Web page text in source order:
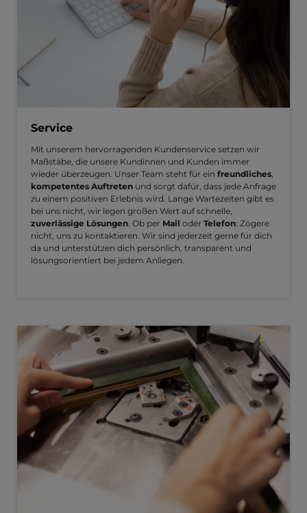
Service
Mit unserem hervorragenden Kundenservice setzen wir
Maßstäbe, die unsere Kundinnen und Kunden immer
wieder überzeugen. Unser Team steht für ein freundliches,
kompetentes Auftreten und sorgt dafür, dass jede Anfrage
zu einem positiven Erlebnis wird. Lange Wartezeiten gibt es
bei uns nicht, wir legen großen Wert auf schnelle,
zuverlässige Lösungen. Ob per Mail oder Telefon: Zögere
nicht, uns zu kontaktieren. Wir sind jederzeit gerne für dich
da und unterstützen dich persönlich, transparent und
lösungsorientiert bei jedem Anliegen.